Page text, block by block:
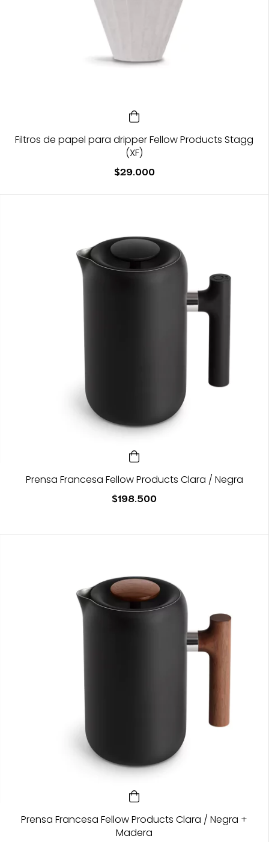
Filtros de papel para dripper Fellow Products Stagg
(XF)
$29.000
Prensa Francesa Fellow Products Clara / Negra
$198.500
Prensa Francesa Fellow Products Clara / Negra +
Madera